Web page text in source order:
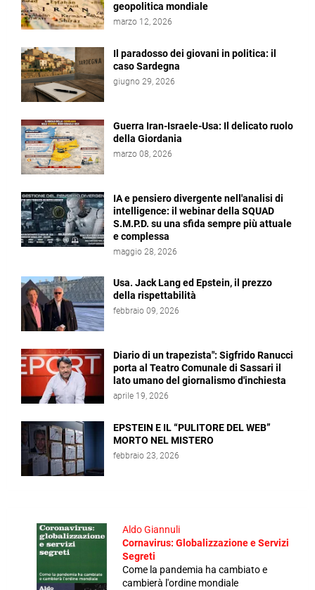
geopolitica mondiale
marzo 12, 2026
Il paradosso dei giovani in politica: il
caso Sardegna
giugno 29, 2026
Guerra Iran-Israele-Usa: Il delicato ruolo
della Giordania
marzo 08, 2026
IA e pensiero divergente nell'analisi di
intelligence: il webinar della SQUAD
S.M.P.D. su una sfida sempre più attuale
e complessa
maggio 28, 2026
Usa. Jack Lang ed Epstein, il prezzo
della rispettabilità
febbraio 09, 2026
Diario di un trapezista": Sigfrido Ranucci
porta al Teatro Comunale di Sassari il
lato umano del giornalismo d'inchiesta
aprile 19, 2026
EPSTEIN E IL “PULITORE DEL WEB”
MORTO NEL MISTERO
febbraio 23, 2026
Aldo Giannuli
Cornavirus: Globalizzazione e Servizi
Segreti
Come la pandemia ha cambiato e
cambierà l'ordine mondiale